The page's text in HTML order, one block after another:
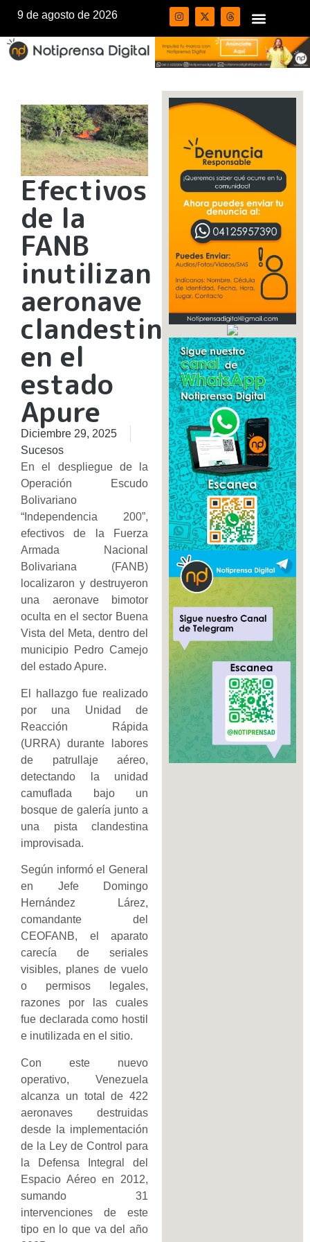
9 de agosto de 2026
Efectivos
de la
FANB
inutilizan
aeronave
clandestina
en el
estado
Apure
Diciembre 29, 2025
Sucesos
En el despliegue de la
Operación Escudo
Bolivariano
“Independencia 200”,
efectivos de la Fuerza
Armada Nacional
Bolivariana (FANB)
localizaron y destruyeron
una aeronave bimotor
oculta en el sector Buena
Vista del Meta, dentro del
municipio Pedro Camejo
del estado Apure.
El hallazgo fue realizado
por una Unidad de
Reacción Rápida
(URRA) durante labores
de patrullaje aéreo,
detectando la unidad
camuflada bajo un
bosque de galería junto a
una pista clandestina
improvisada.
Según informó el General
en Jefe Domingo
Hernández Lárez,
comandante del
CEOFANB, el aparato
carecía de seriales
visibles, planes de vuelo
o permisos legales,
razones por las cuales
fue declarada como hostil
e inutilizada en el sitio.
Con este nuevo
operativo, Venezuela
alcanza un total de 422
aeronaves destruidas
desde la implementación
de la Ley de Control para
la Defensa Integral del
Espacio Aéreo en 2012,
sumando 31
intervenciones de este
tipo en lo que va del año